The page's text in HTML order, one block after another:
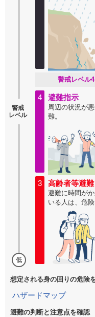
警戒
レベル
警戒レベル
4 避難指示
周辺の状況が
難。
低
3 高齢者等避難
避難に時間が
いる人は、危
想定される身の回りの危険
ハザードマップ
避難の判断と注意点を確認